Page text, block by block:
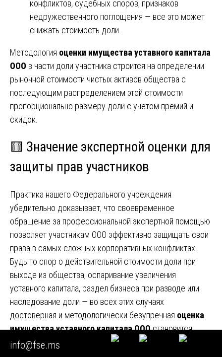
конфликтов, судебных споров, признаков
недружественного поглощения — все это может
снижать стоимость доли.
Методология оценки имущества уставного капитала
ООО в части доли участника строится на определении
рыночной стоимости чистых активов общества с
последующим распределением этой стоимости
пропорционально размеру доли с учетом премий и
скидок.
🟨 Значение экспертной оценки для
защиты прав участников
Практика нашего Федерального учреждения
убедительно доказывает, что своевременное
обращение за профессиональной экспертной помощью
позволяет участникам ООО эффективно защищать свои
права в самых сложных корпоративных конфликтах.
Будь то спор о действительной стоимости доли при
выходе из общества, оспаривание увеличения
уставного капитала, раздел бизнеса при разводе или
наследование доли — во всех этих случаях
достоверная и методологически безупречная оценка
имущества уставного капитала ОООстановится
ключевым доказательством, определяющим исход
info@fse.ms